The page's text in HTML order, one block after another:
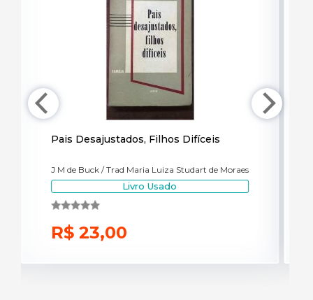
Pais Desajustados, Filhos Difíceis
J M de Buck / Trad Maria Luiza Studart de Moraes
Livro Usado
R$ 23,00